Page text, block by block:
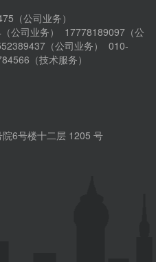
（公司业务）
公司业务） 17778189097（公
（公司业务） 010-
（技术服务）
6号楼十二层 1205 号